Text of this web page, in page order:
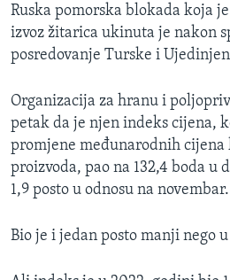
Ruska pomorska blokada koja
izvoz žitarica ukinuta je nakon
posredovanje Turske i
Organizacija za hranu i
petak da je njen indeks cijena,
promjene međunarodnih
proizvoda, pao na 132,4 boda u
1,9 posto u odnosu na novembar.
Bio je i jedan posto manji nego